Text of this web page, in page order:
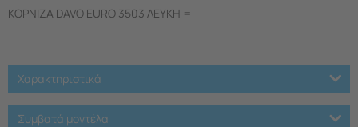
ΚΟΡΝΙΖΑ DAVO EURO 3503 ΛΕΥΚΗ =
Χαρακτηριστικά
Συμβατά μοντέλα